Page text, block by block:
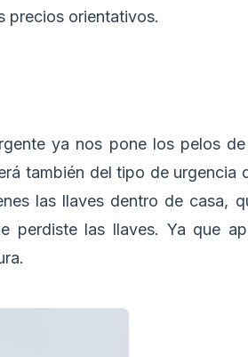
precios orientativos.
ya nos pone los pelos
también del tipo de urgencia
las llaves dentro de casa,
perdiste las llaves. Ya que